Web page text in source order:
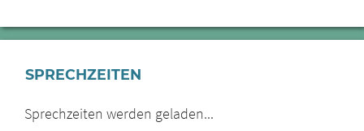
SPRECHZEITEN
Sprechzeiten werden geladen...